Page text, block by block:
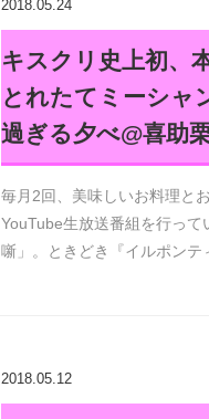
2018.05.24
キスクリ史上初、
とれたてミーシャ
過ぎる夕べ@喜助
毎月2回、美味しいお料理と
YouTube生放送番組を行って
噺」。ときどき『イルポンテ
2018.05.12